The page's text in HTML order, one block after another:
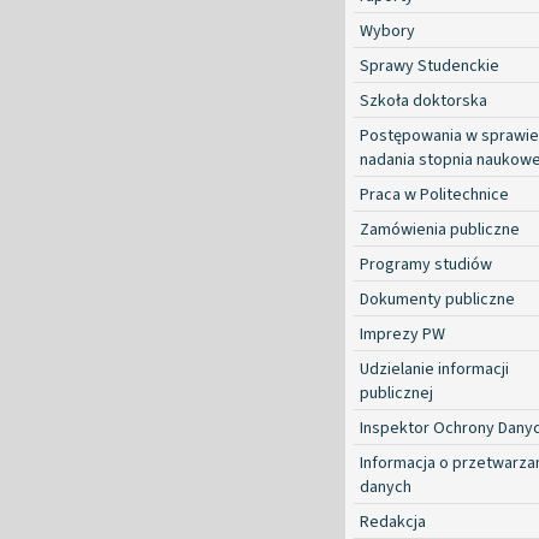
Wybory
Sprawy Studenckie
Szkoła doktorska
Postępowania w sprawie
nadania stopnia
Praca w Politechnice
Zamówienia publiczne
Programy studiów
Dokumenty publiczne
Imprezy PW
Udzielanie informacji
publicznej
Inspektor Ochrony
Informacja o
danych
Redakcja